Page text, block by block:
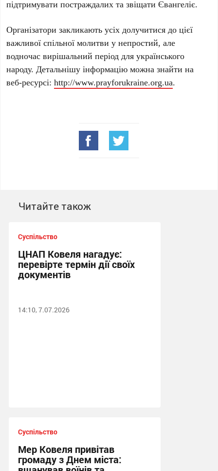
підтримувати постраждалих та звіщати Євангеліє.
Організатори закликають усіх долучитися до цієї
важливої спільної молитви у непростий, але
водночас вирішальний період для українського
народу. Детальнішу інформацію можна знайти на
веб-ресурсі:http://www.prayforukraine.org.ua.
Читайте також
Суспільство
ЦНАП Ковеля нагадує:
перевірте термін дії своїх
документів
14:10, 7.07.2026
Суспільство
Мер Ковеля привітав
громаду з Днем міста: